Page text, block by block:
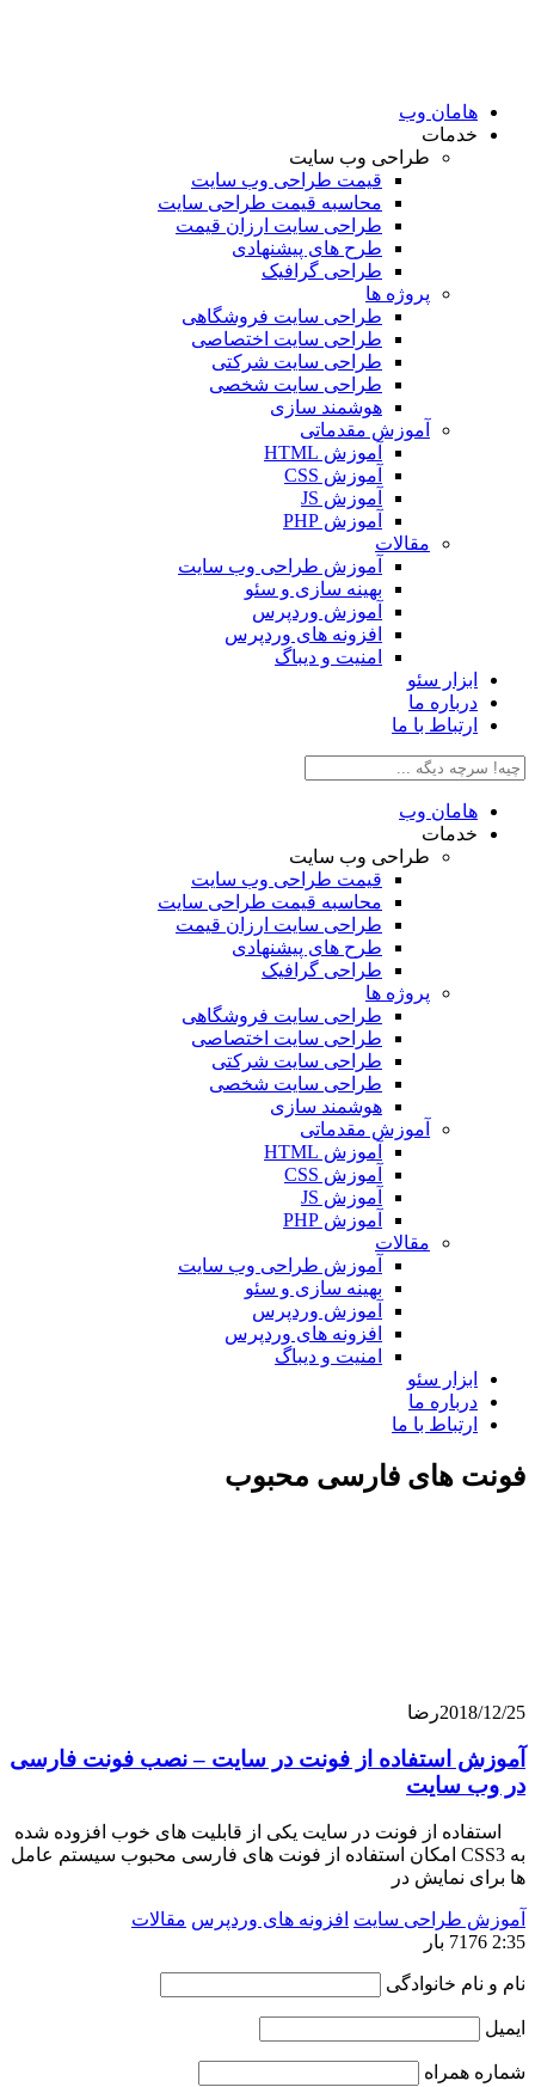
وب
طراحی وب سایت
قیمت طراحی وب سایت
محاسبه قیمت طراحی سایت
طراحی سایت ارزان قیمت
طرح های پیشنهادی
طراحی گرافیک
پروژه ها
طراحی سایت فروشگاهی
طراحی سایت اختصاصی
طراحی سایت شرکتی
طراحی سایت شخصی
هوشمند سازی
آموزش مقدماتی
آموزش HTML
آموزش CSS
آموزش JS
آموزش PHP
مقالات
آموزش طراحی وب سایت
بهینه سازی و سئو
آموزش وردپرس
افزونه های وردپرس
امنیت و دیباگ
سئو
ما
با ما
وب
طراحی وب سایت
قیمت طراحی وب سایت
محاسبه قیمت طراحی سایت
طراحی سایت ارزان قیمت
طرح های پیشنهادی
طراحی گرافیک
پروژه ها
طراحی سایت فروشگاهی
طراحی سایت اختصاصی
طراحی سایت شرکتی
طراحی سایت شخصی
هوشمند سازی
آموزش مقدماتی
آموزش HTML
آموزش CSS
آموزش JS
آموزش PHP
مقالات
آموزش طراحی وب سایت
بهینه سازی و سئو
آموزش وردپرس
افزونه های وردپرس
امنیت و دیباگ
سئو
ما
با ما
های فارسی محبوب
رضا
استفاده از فونت در سایت – نصب فونت فارسی
سایت
از فونت در سایت یکی از قابلیت های خوب افزوده شده
به CSS3 امکان استفاده از فونت های فارسی محبوب سیستم عامل
نمایش در
طراحی سایت افزونه های وردپرس مقالات
خانوادگی